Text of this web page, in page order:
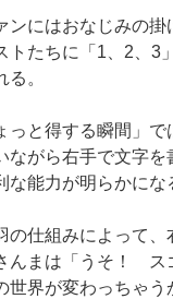
ンにはおなじみの
トたちに「1、2、3
。
と得する瞬間」で
ながら右手で文字
能力が明らかにな
仕組みによって、
んまは「うそ！ ス
世界が変わっちゃ